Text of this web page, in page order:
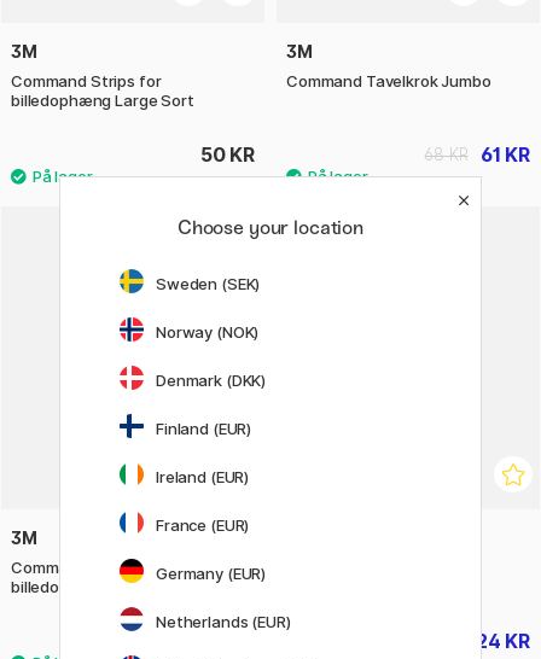
3M
Command Strips for
billedophæng Large Sort
50 KR
3M
Command Tavelkrok Jumbo
61 KR
68 KR
3M
Command Strips for
billedophæng Medium Sort
24 KR
Choose your location
Sweden (SEK)
Norway (NOK)
Denmark (DKK)
Finland (EUR)
Ireland (EUR)
France (EUR)
Germany (EUR)
Netherlands (EUR)